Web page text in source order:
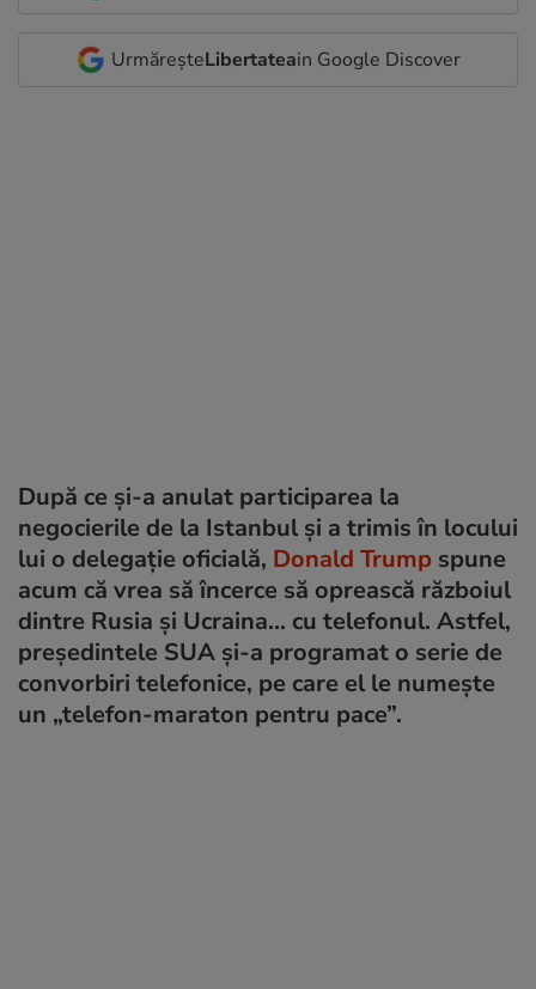
UrmăreșteLibertateain Google Discover
După ce și-a anulat participarea la
negocierile de la Istanbul și a trimis în locului
lui o delegație oficială, Donald Trump spune
acum că vrea să încerce să oprească războiul
dintre Rusia și Ucraina… cu telefonul. Astfel,
președintele SUA și-a programat o serie de
convorbiri telefonice, pe care el le numește
un „telefon-maraton pentru pace”.